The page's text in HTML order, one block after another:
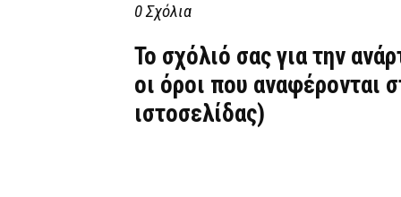
0 Σχόλια
Το σχόλιό σας για την
οι όροι που αναφέρονται
ιστοσελίδας)